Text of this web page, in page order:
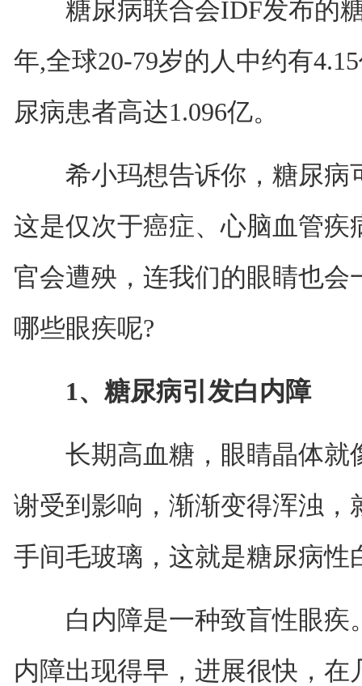
糖尿病联合会IDF发布的糖
年,全球20-79岁的人中约有
尿病患者高达1.096亿。
希小玛想告诉你，糖尿病
这是仅次于癌症、心脑血管
官会遭殃，连我们的眼睛也
哪些眼疾呢?
1、糖尿病引发白内障
长期高血糖，眼睛晶体就
谢受到影响，渐渐变得浑浊
手间毛玻璃，这就是糖尿病
白内障是一种致盲性眼疾
内障出现得早，进展很快，